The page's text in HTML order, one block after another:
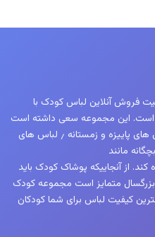
شروع به فعالیت فروش آنلاین لباس کودک با
است. این مجموعه سعی داشته است
تمام نیازهای کودکان شما را اعم از لباس های پاییزه و زمستانه ٫ لباس های
های بچگانه مانند
… برآورده کند. از آنجاییکه پوشاک کودک باید
بزرگسال متمایز است مجموعه کودک
کیفیت لباس برای شما کودکان